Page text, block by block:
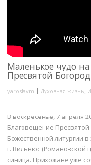
Маленькое чудо
Пресвятой
yaroslavm | Духовная жизнь,
В воскресенье, 7 апреля
Благовещение Пресвятой
Божественной литургии
г. Вильнюс (Романовской
синица. Прихожане уже